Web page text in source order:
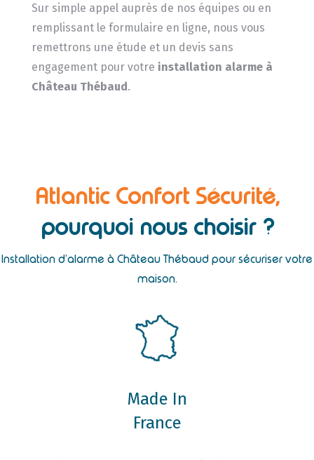
Sur simple appel auprès de nos équipes ou en
remplissant le formulaire en ligne, nous vous
remettrons une étude et un devis sans
engagement pour votre installation alarme à
Château Thébaud.
Atlantic Confort Sécurité,
pourquoi nous choisir ?
Installation d’alarme à Château Thébaud pour sécuriser votre
maison.
Made In
France